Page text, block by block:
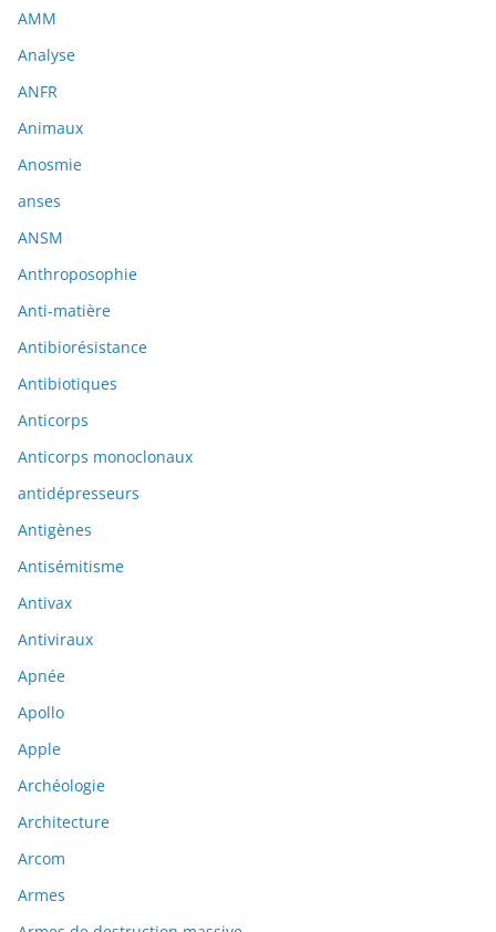
AMM
Analyse
ANFR
Animaux
Anosmie
anses
ANSM
Anthroposophie
Anti-matière
Antibiorésistance
Antibiotiques
Anticorps
Anticorps monoclonaux
antidépresseurs
Antigènes
Antisémitisme
Antivax
Antiviraux
Apnée
Apollo
Apple
Archéologie
Architecture
Arcom
Armes